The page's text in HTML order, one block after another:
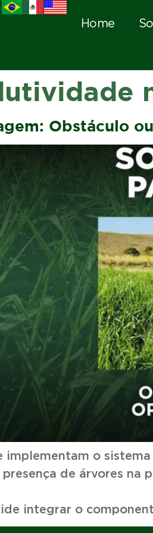
Home
Obstáculo
implementam o
de árvores na
O
integrar o